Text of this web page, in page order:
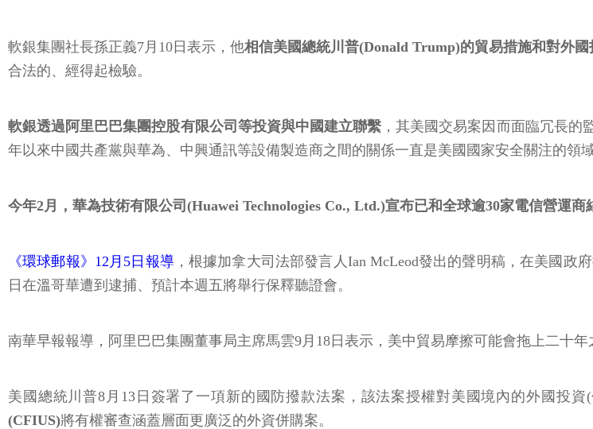
軟銀集團社長孫正義7月10日表示，他相信美國總統川普(Donald Trump)的貿易措施和對外
合法的、經得起檢驗。
軟銀透過阿里巴巴集團控股有限公司等投資與中國建立聯繫 ，其美國交易案因而面臨冗長的
年以來中國共產黨與華為、中興通訊等設備製造商之間的關係一直是美國國家安全關注的領域
今年2月，華為技術有限公司(Huawei Technologies Co., Ltd.)宣布已和全球逾30家電信營運商
《環球郵報》12月5日報導，根據加拿大司法部發言人Ian McLeod發出的聲明稿，在美國政
日在溫哥華遭到逮捕、預計本週五將舉行保釋聽證會。
南華早報報導，阿里巴巴集團董事局主席馬雲9月18日表示，美中貿易摩擦可能會拖上二十年
美國總統川普8月13日簽署了一項新的國防撥款法案，該法案授權對美國境內的外國投
(CFIUS)將有權審查涵蓋層面更廣泛的外資併購案。